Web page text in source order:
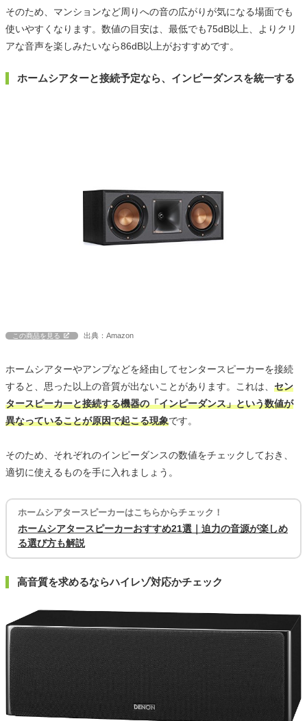
そのため、マンションなど周りへの音の広がりが気になる場面でも
使いやすくなります。数値の目安は、最低でも75dB以上、よりクリ
アな音声を楽しみたいなら86dB以上がおすすめです。
ホームシアターと接続予定なら、インピーダンスを統一する
この商品を見る 出典：Amazon
ホームシアターやアンプなどを経由してセンタースピーカーを接続
すると、思った以上の音質が出ないことがあります。これは、 セン
タースピーカーと接続する機器の「インピーダンス」という数値が
異なっていることが原因で起こる現象です。
そのため、それぞれのインピーダンスの数値をチェックしておき、
適切に使えるものを手に入れましょう。
ホームシアタースピーカーはこちらからチェック！
ホームシアタースピーカーおすすめ21選｜迫力の音源が楽しめ
る選び方も解説
高音質を求めるならハイレゾ対応かチェック